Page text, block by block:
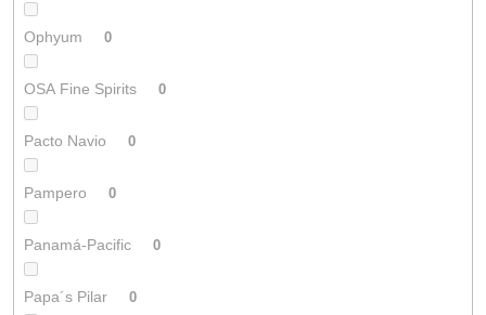
Ophyum 0
OSA Fine Spirits 0
Pacto Navio 0
Pampero 0
Panamá-Pacific 0
Papa´s Pilar 0